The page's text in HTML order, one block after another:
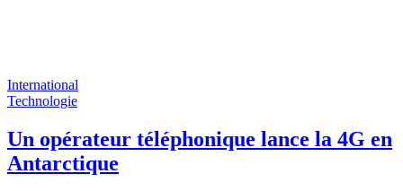
International
Technologie
Un opérateur téléphonique lance la 4G en
Antarctique